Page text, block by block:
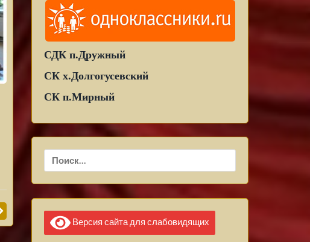
СДК п.Дружный
СК х.Долгогусевский
СК п.Мирный
Найти:
Версия сайта для слабовидящих